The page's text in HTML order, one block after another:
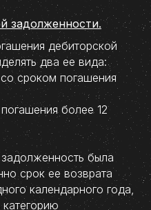
задолженности.
дебиторской
два ее вида:
сроком погашения
более 12
была
срок ее возврата
календарного года,